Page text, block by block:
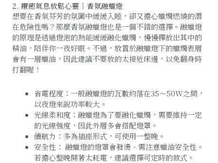
2. 療癒氣息放鬆心靈｜香氛融蠟燈
想要在香氣芬芳的氛圍中緩緩入睡，卻又擔心蠟燭燃燒的潛
在危險性嗎？那麼香氛融蠟燈也是一個不錯的選擇。融蠟燈
的原理是透過燈泡的熱能緩緩融化蠟燭，慢慢釋放出其中的
精油，陪伴你一夜好眠。不過，放置於融蠟燈下的蠟燭表層
會有一層蠟油，因此建議不要放的太接近床邊，以免翻身時
打翻喔！
省電程度：一般融蠟燈的瓦數約落在35～50W之間，
以夜燈來說功率較大。
光線柔和度：融蠟燈為了要融化蠟燭，需要維持一定
的光線強度，因此外層多會搭配燈罩。
續航力：多為插座形式，可使用一整晚。
安全性： 融蠟燈的燈罩會發燙、需注意蠟油安全性。
若擔心整晚開著太耗電，建議選擇可定時的款式。